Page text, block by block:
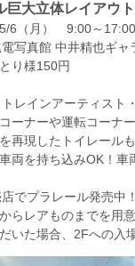
巨大立体レイアウ
6（月） 9:00～17:00
写真館 中井精也ギャ
り様150円
レインアーティスト
ーナーや運転コーナ
再現したトイレールも
両を持ち込みOK！車
でプラレール発売中
らレアものまでを用
いた場合、2Fへの入